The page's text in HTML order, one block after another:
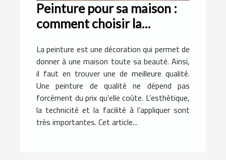
Peinture pour sa maison :
comment choisir la
La peinture est une décoration qui permet de
donner à une maison toute sa beauté. Ainsi,
il faut en trouver une de meilleure qualité.
Une peinture de qualité ne dépend pas
forcément du prix qu’elle coûte. L’esthétique,
la technicité et la facilité à l’appliquer sont
très importantes. Cet article...